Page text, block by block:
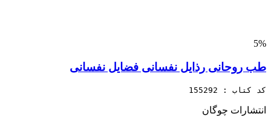
5%
طب روحانی رذایل نفسانی فضایل نفسانی
کد کتاب : 155292
انتشارات چوگان